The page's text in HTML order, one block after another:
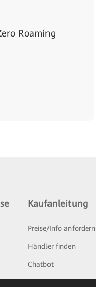
Roaming
Kaufanleitung
Preise/Info anfordern
Händler finden
Chatbot